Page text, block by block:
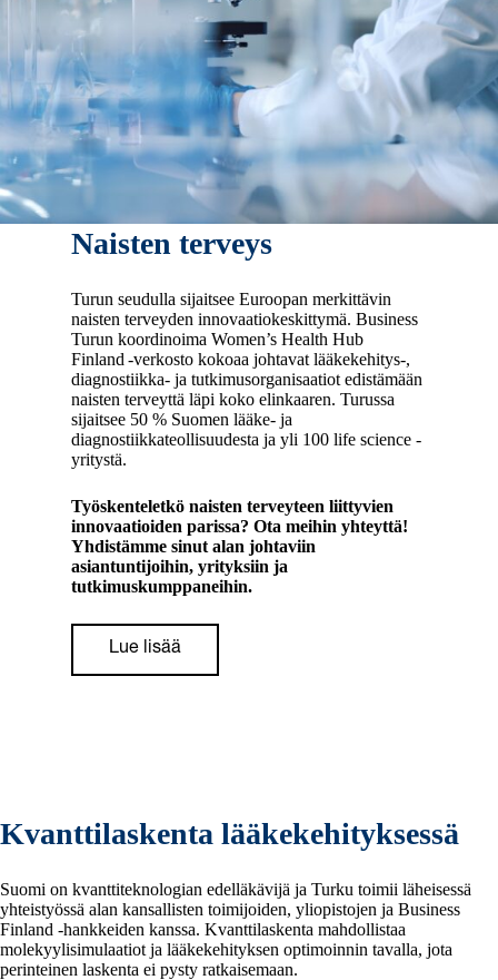
Naisten terveys
Turun seudulla sijaitsee Euroopan merkittävin
naisten terveyden innovaatiokeskittymä. Business
Turun koordinoima Women’s Health Hub
Finland -verkosto kokoaa johtavat lääkekehitys-,
diagnostiikka- ja tutkimusorganisaatiot edistämään
naisten terveyttä läpi koko elinkaaren. Turussa
sijaitsee 50 % Suomen lääke- ja
diagnostiikkateollisuudesta ja yli 100 life science -
yritystä.
Työskenteletkö naisten terveyteen liittyvien
innovaatioiden parissa? Ota meihin yhteyttä!
Yhdistämme sinut alan johtaviin
asiantuntijoihin, yrityksiin ja
tutkimuskumppaneihin.
Lue lisää
Kvanttilaskenta lääkekehityksessä
Suomi on kvanttiteknologian edelläkävijä ja Turku toimii läheisessä
yhteistyössä alan kansallisten toimijoiden, yliopistojen ja Business
Finland -hankkeiden kanssa. Kvanttilaskenta mahdollistaa
molekyylisimulaatiot ja lääkekehityksen optimoinnin tavalla, jota
perinteinen laskenta ei pysty ratkaisemaan.